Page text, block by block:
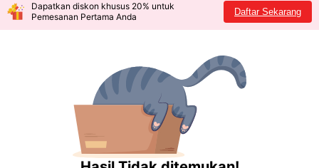
Dapatkan diskon khusus 20% untuk
Pemesanan Pertama Anda
Daftar Sekarang